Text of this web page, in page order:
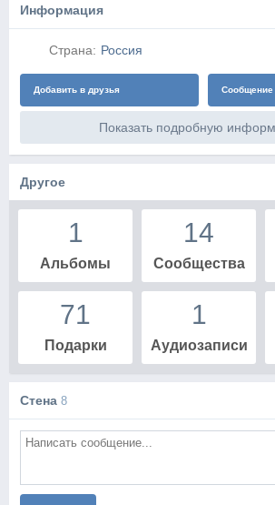
Информация
Страна: Россия
Добавить в друзья Сообщение
Показать подробную
Другое
1
Альбомы
14
Сообщества
71
Подарки
1
Аудиозаписи
Стена 8